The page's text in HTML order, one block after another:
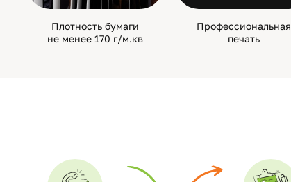
Плотность бумаги
не менее 170 г/м.кв
Профессиональная
печать